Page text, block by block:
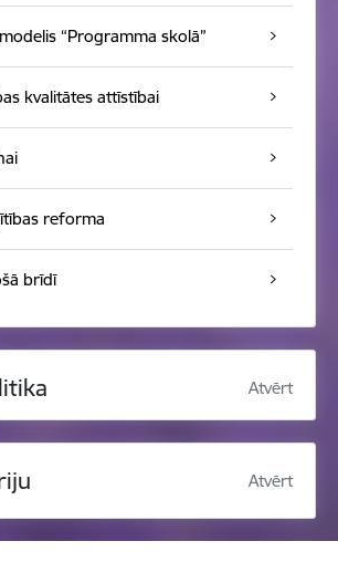
“Programma skolā”
kvalitātes attīstībai
reforma
brīdī
Atvērt
Atvērt